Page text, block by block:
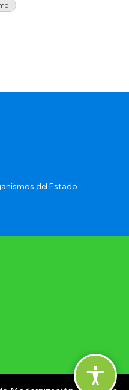
del Estado